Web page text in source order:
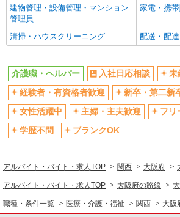
フルタイム歓迎
禁煙・分煙
駅直結・駅チカ
バイク通勤OK
自転車通
社会保険あり
産休・育休
退職金・財形貯蓄制度あり
各種手当
ティブな
制服貸与
資格取得支援制度あり
同じ職種から求人を探す
医療・介護・福祉
介護職・ヘルパー
建物管理・設備管理・マンション
管理員
家電・携
清掃・ハウスクリーニング 配送・配
介護職・ヘルパー 入社日応相談
未
経験者・有資格者歓迎
新卒・第二新
女性活躍中
主婦・主夫歓迎
フリ
学歴不問
ブランクOK
アルバイト・バイト・求人TOP 関西 大阪府
アルバイト・バイト・求人TOP 大阪府の路線
職種・条件一覧 医療・介護・福祉 関西 大阪